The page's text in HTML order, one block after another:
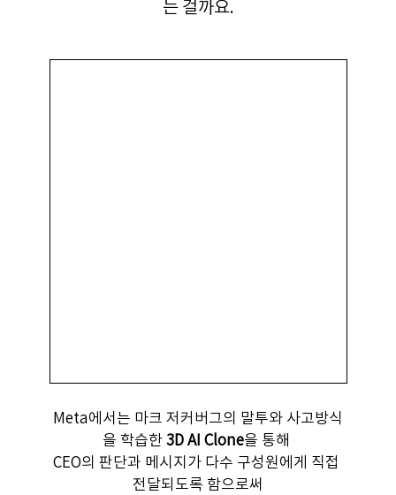
는 걸까요.
Meta에서는 마크 저커버그의 말투와 사고방식
을 학습한 3D AI Clone을 통해
CEO의 판단과 메시지가 다수 구성원에게 직접
전달되도록 함으로써